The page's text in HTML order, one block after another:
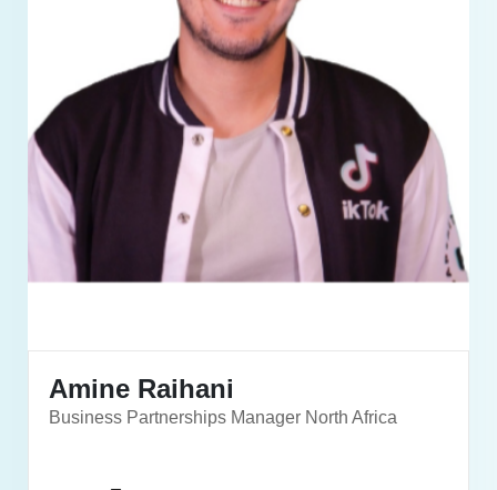
Amine Raihani
Business Partnerships Manager North Africa